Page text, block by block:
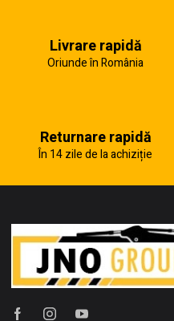
Livrare rapidă
Oriunde în România
Returnare rapidă
În 14 zile de la achiziție